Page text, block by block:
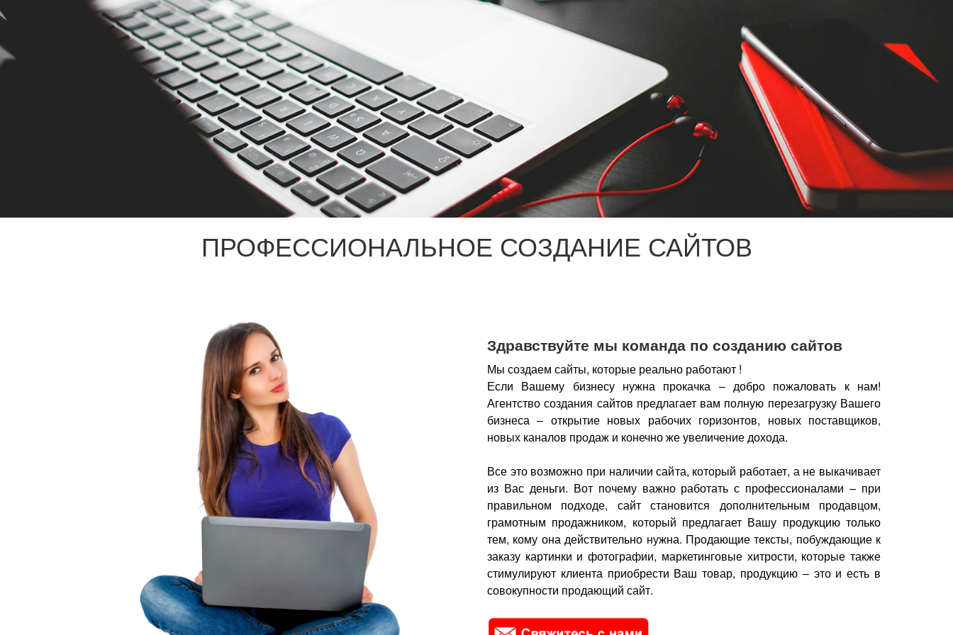
ПРОФЕССИОНАЛЬНОЕ СОЗДАНИЕ САЙТОВ
Здравствуйте мы команда по созданию сайтов
Мы создаем сайты, которые реально работают !
Если Вашему бизнесу нужна прокачка – добро пожаловать к нам!
Агентство создания сайтов предлагает вам полную перезагрузку Вашего
бизнеса – открытие новых рабочих горизонтов, новых поставщиков,
новых каналов продаж и конечно же увеличение дохода.
Все это возможно при наличии сайта, который работает, а не выкачивает
из Вас деньги. Вот почему важно работать с профессионалами – при
правильном подходе, сайт становится дополнительным продавцом,
грамотным продажником, который предлагает Вашу продукцию только
тем, кому она действительно нужна. Продающие тексты, побуждающие к
заказу картинки и фотографии, маркетинговые хитрости, которые также
стимулируют клиента приобрести Ваш товар, продукцию – это и есть в
совокупности продающий сайт.